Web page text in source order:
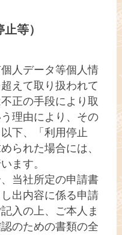
等）
人データ等個人情
えて取り扱われて
正の手段により取
理由により、その
下、「利用停止
られた場合には、
ます。
当社所定の申請書
出内容に係る申請
入の上、ご本人ま
のための書類の全